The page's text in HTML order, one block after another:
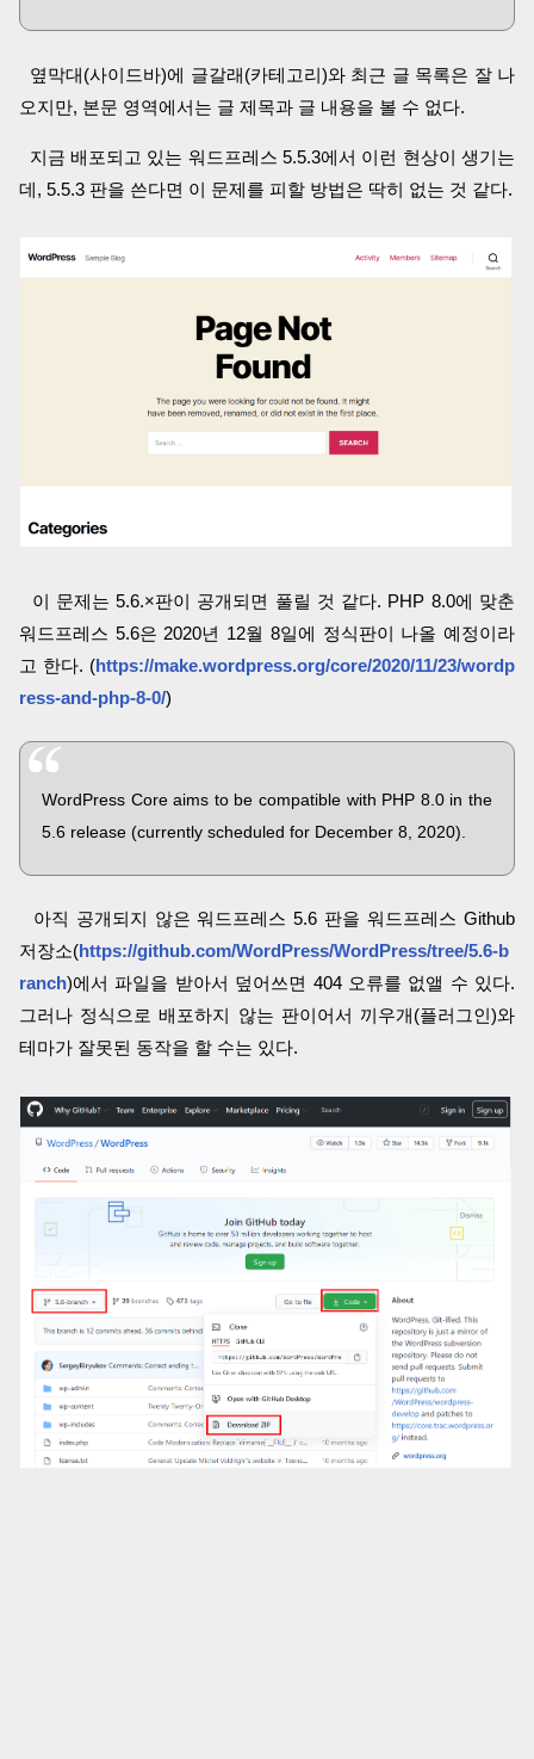
옆막대(사이드바)에 글갈래(카테고리)와 최근 글 목록은 잘 나
오지만, 본문 영역에서는 글 제목과 글 내용을 볼 수 없다.
지금 배포되고 있는 워드프레스 5.5.3에서 이런 현상이 생기는
데, 5.5.3 판을 쓴다면 이 문제를 피할 방법은 딱히 없는 것 같다.
이 문제는 5.6.×판이 공개되면 풀릴 것 같다. PHP 8.0에 맞춘
워드프레스 5.6은 2020년 12월 8일에 정식판이 나올 예정이라
고 한다. (https://make.wordpress.org/core/2020/11/23/wordp
ress-and-php-8-0/)
WordPress Core aims to be compatible with PHP 8.0 in the
5.6 release (currently scheduled for December 8, 2020).
아직 공개되지 않은 워드프레스 5.6 판을 워드프레스 Github
저장소(https://github.com/WordPress/WordPress/tree/5.6-b
ranch)에서 파일을 받아서 덮어쓰면 404 오류를 없앨 수 있다.
그러나 정식으로 배포하지 않는 판이어서 끼우개(플러그인)와
테마가 잘못된 동작을 할 수는 있다.